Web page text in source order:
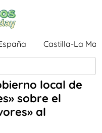
Castilla-La
local de
sobre el
al